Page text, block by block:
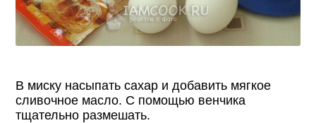
В миску насыпать сахар и добавить мягкое
сливочное масло. С помощью венчика
тщательно размешать.